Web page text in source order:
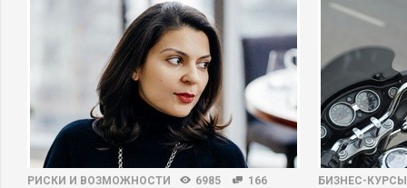
РИСКИ И ВОЗМОЖНОСТИ 6985 166 БИЗНЕС-КУРСЫ